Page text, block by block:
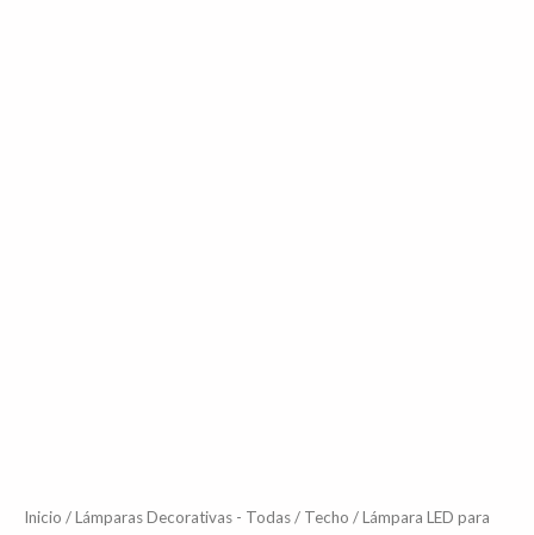
Inicio /Lámparas Decorativas - Todas/ Techo / Lámpara LED para